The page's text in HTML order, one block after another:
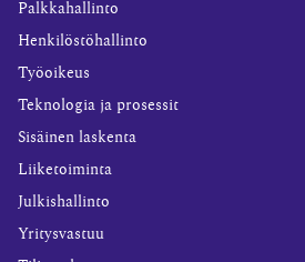
Palkkahallinto
Henkilöstöhallinto
Työoikeus
Teknologia ja prosessit
Sisäinen laskenta
Liiketoiminta
Julkishallinto
Yritysvastuu